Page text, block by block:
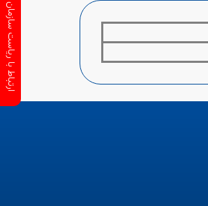
ارتباط با ریاست سازمان